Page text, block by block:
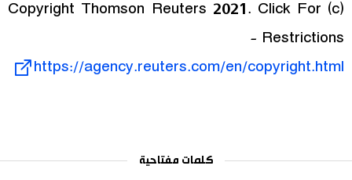
(c) Copyright Thomson Reuters 2021. Click For
Restrictions -
https://agency.reuters.com/en/copyright.html
كلمات مفتاحية